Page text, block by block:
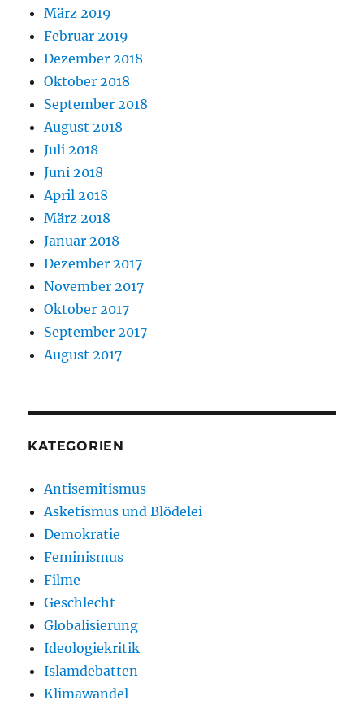
März 2019
Februar 2019
Dezember 2018
Oktober 2018
September 2018
August 2018
Juli 2018
Juni 2018
April 2018
März 2018
Januar 2018
Dezember 2017
November 2017
Oktober 2017
September 2017
August 2017
KATEGORIEN
Antisemitismus
Asketismus und Blödelei
Demokratie
Feminismus
Filme
Geschlecht
Globalisierung
Ideologiekritik
Islamdebatten
Klimawandel